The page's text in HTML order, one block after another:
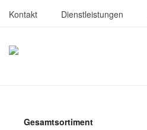
Kontakt Dienstleistungen
Gesamtsortiment